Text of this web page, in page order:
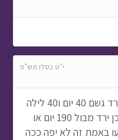
י"ט כסלו תש"פ
לאיילה עורכת תוכן ברשי כתוב שירד גשם 40 יום ו40 לילה
ואז התחזק הגשם 150 יום אז עם כן ירד מבול 190 יום או